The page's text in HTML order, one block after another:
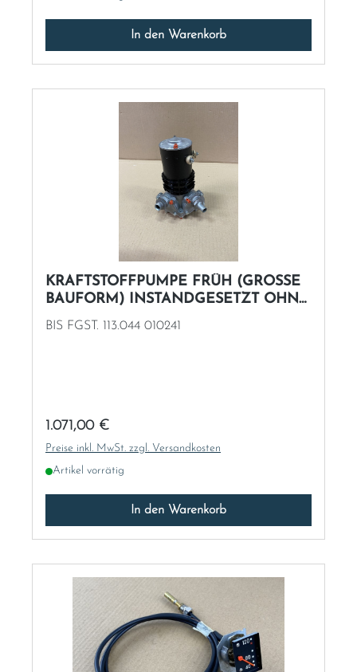
In den Warenkorb
KRAFTSTOFFPUMPE FRÜH (GROSSE
BAUFORM) INSTANDGESETZT OHNE
AT
BIS FGST. 113.044 010241
Regulärer Preis:
1.071,00 €
Preise inkl. MwSt. zzgl. Versandkosten
Artikel vorrätig
In den Warenkorb